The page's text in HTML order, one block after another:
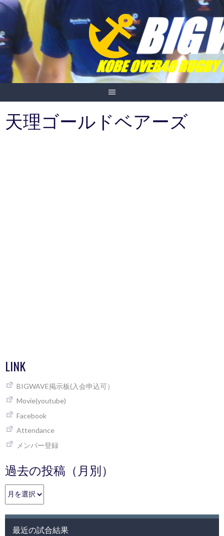
Skip
content
天理ゴールドベアーズ
LINK
BIGWAVE掲示板(入会申込可）
Movie(youtube)
Facebook
Attendance
メンバー登録
過去の投稿（月別）
過
去
投
最近の試合結果